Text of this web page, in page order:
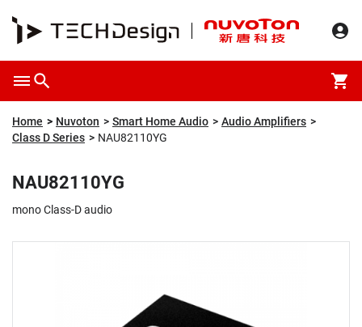
Overview Specification Description
Home Nuvoton Smart Home Audio
Audio Amplifiers
Class D Series
NAU82110YG
NAU82110YG
mono Class-D audio